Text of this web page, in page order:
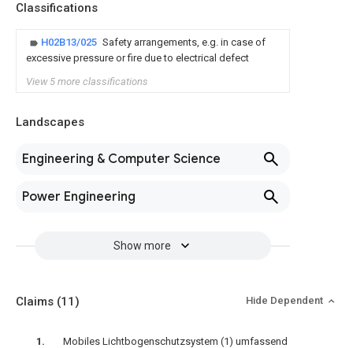
Classifications
H02B13/025 Safety arrangements, e.g. in case of
excessive pressure or fire due to electrical defect
View 5 more classifications
Landscapes
Engineering & Computer Science
Power Engineering
Show more
Claims (11) Hide Dependent
Mobiles Lichtbogenschutzsystem (1) umfassend